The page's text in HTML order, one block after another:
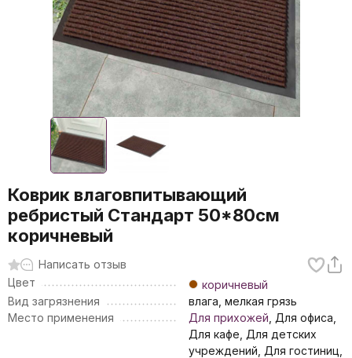
Коврик влаговпитывающий
ребристый Стандарт 50*80см
коричневый
Написать отзыв
Цвет
коричневый
Вид загрязнения
влага, мелкая грязь
Место применения
Для прихожей , Для офиса,
Для кафе, Для детских
учреждений, Для гостиниц,